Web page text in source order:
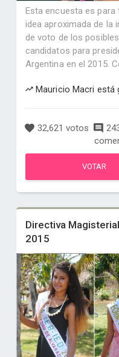
Esta encuesta es para
idea aproximada de la
de voto de los posibles
candidatos para
Argentina en el 2015.
Mauricio Macri está
32,621 votos
VOTAR
Directiva Magisterial
2015